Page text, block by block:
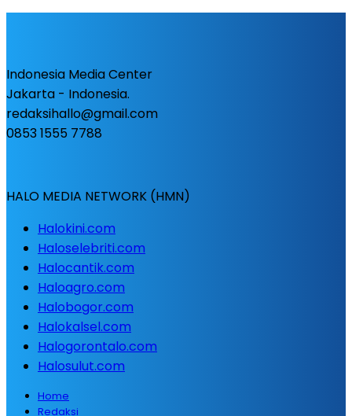
Indonesia Media Center
Jakarta - Indonesia.
redaksihallo@gmail.com
0853 1555 7788
HALO MEDIA NETWORK (HMN)
Halokini.com
Haloselebriti.com
Halocantik.com
Haloagro.com
Halobogor.com
Halokalsel.com
Halogorontalo.com
Halosulut.com
Home
Redaksi